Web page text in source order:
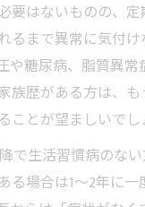
要はないものの、
るまで異常に気付
や糖尿病、脂質異
族歴がある方は、
ことが望ましいでし
で生活習慣病のな
る場合は1〜2年に